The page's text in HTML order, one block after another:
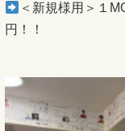
＜新規様用＞１
円！！